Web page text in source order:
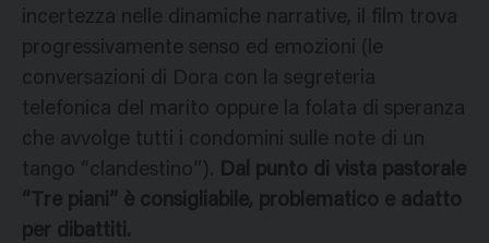
incertezza nelle dinamiche narrative, il film trova
progressivamente senso ed emozioni (le
conversazioni di Dora con la segreteria
telefonica del marito oppure la folata di speranza
che avvolge tutti i condomini sulle note di un
tango “clandestino”). Dal punto di vista pastorale
“Tre piani” è consigliabile, problematico e adatto
per dibattiti.